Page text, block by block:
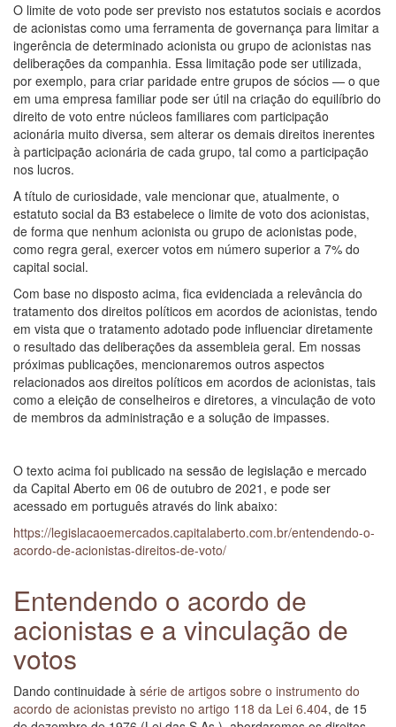
O limite de voto pode ser previsto nos estatutos sociais e acordos
de acionistas como uma ferramenta de governança para limitar a
ingerência de determinado acionista ou grupo de acionistas nas
deliberações da companhia. Essa limitação pode ser utilizada,
por exemplo, para criar paridade entre grupos de sócios — o que
em uma empresa familiar pode ser útil na criação do equilíbrio do
direito de voto entre núcleos familiares com participação
acionária muito diversa, sem alterar os demais direitos inerentes
à participação acionária de cada grupo, tal como a participação
nos lucros.
A título de curiosidade, vale mencionar que, atualmente, o
estatuto social da B3 estabelece o limite de voto dos acionistas,
de forma que nenhum acionista ou grupo de acionistas pode,
como regra geral, exercer votos em número superior a 7% do
capital social.
Com base no disposto acima, fica evidenciada a relevância do
tratamento dos direitos políticos em acordos de acionistas, tendo
em vista que o tratamento adotado pode influenciar diretamente
o resultado das deliberações da assembleia geral. Em nossas
próximas publicações, mencionaremos outros aspectos
relacionados aos direitos políticos em acordos de acionistas, tais
como a eleição de conselheiros e diretores, a vinculação de voto
de membros da administração e a solução de impasses.
O texto acima foi publicado na sessão de legislação e mercado
da Capital Aberto em 06 de outubro de 2021, e pode ser
acessado em português através do link abaixo:
https://legislacaoemercados.capitalaberto.com.br/entendendo-o-
acordo-de-acionistas-direitos-de-voto/
Entendendo o acordo de
acionistas e a vinculação de
votos
Dando continuidade à série de artigos sobre o instrumento do
acordo de acionistas previsto no artigo 118 da Lei 6.404, de 15